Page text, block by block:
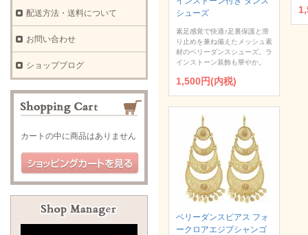
シューズ
素足感覚で快適♪足裏保護と滑
り止めを兼ね備えたメッシュ素
材のベリーダンスシューズ。ラ
インストーン装飾も華やか。
1,500円(内税)
ベリーダンスピアス フォ
ークロアエジプシャンゴ
配送方法・送料について
お問い合わせ
ショップブログ
カートの中に商品はありません